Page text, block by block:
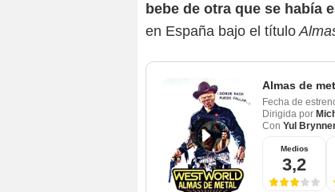
bebe de otra que se había
en España bajo el título
Almas de
Fecha de
Dirigida por
Con Yul
Medios
3,2